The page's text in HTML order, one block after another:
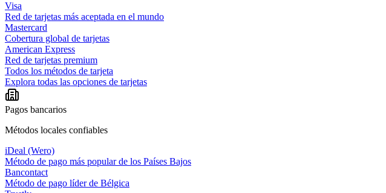
Visa
Red de tarjetas más aceptada en el mundo
Mastercard
Cobertura global de tarjetas
American Express
Red de tarjetas premium
Todos los métodos de tarjeta
Explora todas las opciones de tarjetas
Pagos bancarios
Métodos locales confiables
iDeal (Wero)
Método de pago más popular de los Países Bajos
Bancontact
Método de pago líder de Bélgica